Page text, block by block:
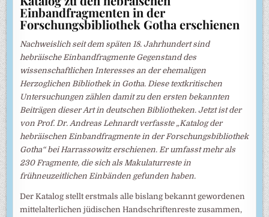
Einbandfragmenten in der
Forschungsbibliothek Gotha erschienen
Nachweislich seit dem späten 18. Jahrhundert sind
hebräische Einbandfragmente Gegenstand des
wissenschaftlichen Interesses an der ehemaligen
Herzoglichen Bibliothek in Gotha. Diese textkritischen
Untersuchungen zählen damit zu den ersten bekannten
Beiträgen dieser Art in deutschen Bibliotheken. Jetzt ist der
von Prof. Dr. Andreas Lehnardt verfasste „Katalog der
hebräischen Einbandfragmente in der Forschungsbibliothek
Gotha“ bei Harrassowitz erschienen. Er umfasst mehr als
230 Fragmente, die sich als Makulaturreste in
frühneuzeitlichen Einbänden gefunden haben.
Der Katalog stellt erstmals alle bislang bekannt gewordenen
mittelalterlichen jüdischen Handschriftenreste zusammen,